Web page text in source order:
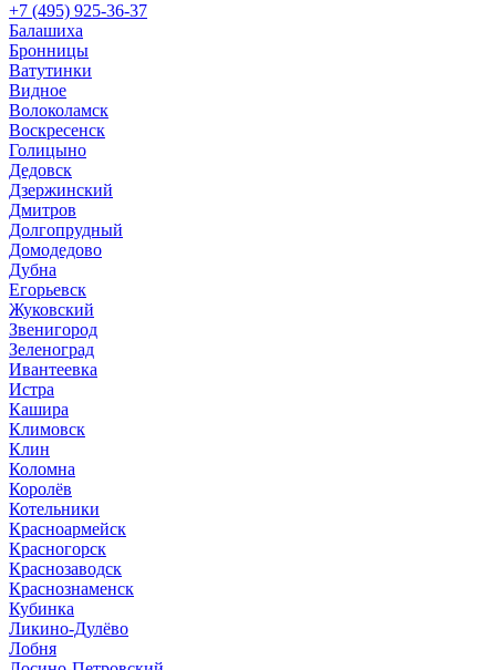
+7 (495) 925-36-37
Балашиха
Бронницы
Ватутинки
Видное
Волоколамск
Воскресенск
Голицыно
Дедовск
Дзержинский
Дмитров
Долгопрудный
Домодедово
Дубна
Егорьевск
Жуковский
Звенигород
Зеленоград
Ивантеевка
Истра
Кашира
Климовск
Клин
Коломна
Королёв
Котельники
Красноармейск
Красногорск
Краснозаводск
Краснознаменск
Кубинка
Ликино-Дулёво
Лобня